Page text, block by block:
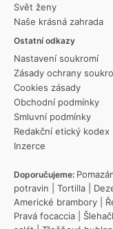
Svět ženy
Naše krásná zahrada
Ostatní odkazy
Nastavení soukromí
Zásady ochrany
Cookies zásady
Obchodní podmínky
Smluvní podmínky
Redakční etický kodex
Inzerce
Doporučujeme:
potravin
Tortilla
Americké brambory
Pravá focaccia